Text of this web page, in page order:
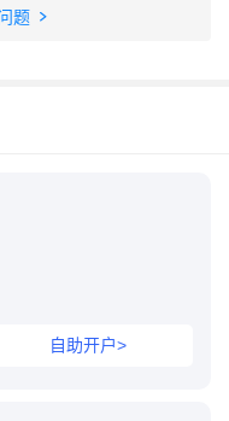
货公司排名一览表
题
自助开户>